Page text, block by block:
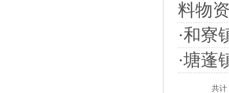
料物
·和寮
·塘蓬
共计